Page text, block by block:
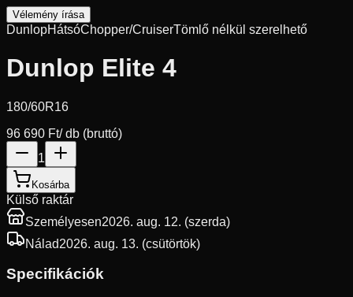
Vélemény írása
DunlopHátsóChopper/CruiserTömlő nélkül szerelhető
Dunlop Elite 4
180/60R16
96 690 Ft/ db (bruttó)
1
Kosárba
Külső raktár
Személyesen2026. aug. 12. (szerda)
Nálad2026. aug. 13. (csütörtök)
Specifikációk